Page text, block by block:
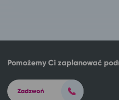
Radomsko
Sosnowiec
Kraków
Toruń
Kraków
Pomożemy Ci zaplanować
Zadzwoń